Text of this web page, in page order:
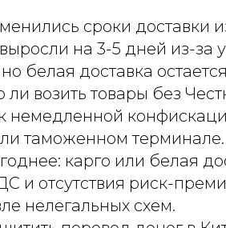
сроки доставки
на 3-5 дней из-за
белая доставка
возить товары без
немедленной
таможенном терминале.
карго или белая
и отсутствия риск-
нелегальных схем.